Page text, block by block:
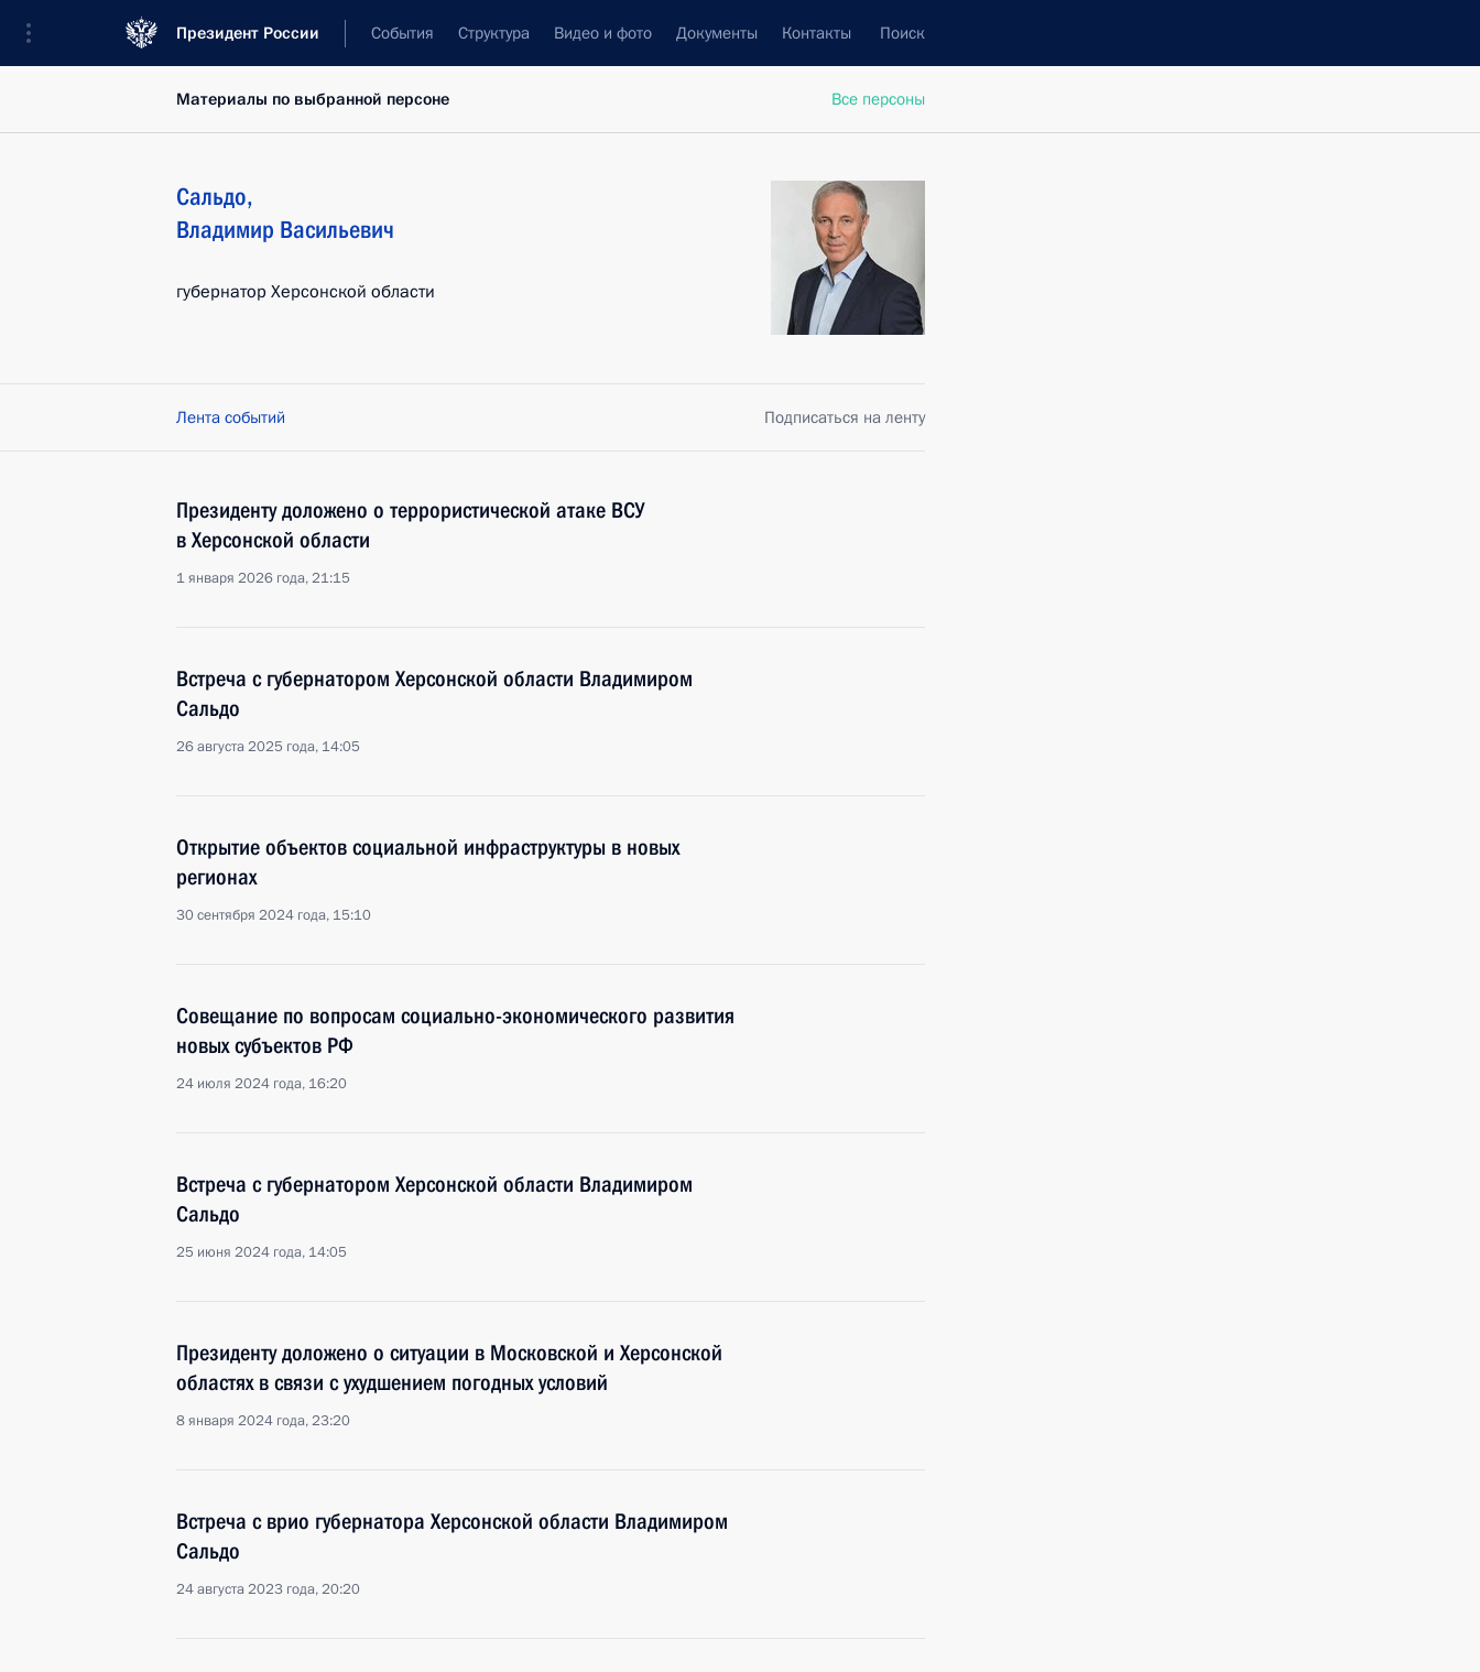
Президент России События Структура Видео и фото Документы Контакты Поиск
Все персоны
Материалы по выбранной персоне
Сальдо,
Владимир Васильевич
губернатор Херсонской области
Лента событий Подписаться на ленту
Президенту доложено о террористической атаке ВСУ
в Херсонской области
1 января 2026 года, 21:15
Встреча с губернатором Херсонской области Владимиром
Сальдо
26 августа 2025 года, 14:05
Открытие объектов социальной инфраструктуры в новых
регионах
30 сентября 2024 года, 15:10
Совещание по вопросам социально-экономического развития
новых субъектов РФ
24 июля 2024 года, 16:20
Встреча с губернатором Херсонской области Владимиром
Сальдо
25 июня 2024 года, 14:05
Президенту доложено о ситуации в Московской и Херсонской
областях в связи с ухудшением погодных условий
8 января 2024 года, 23:20
Встреча с врио губернатора Херсонской области Владимиром
Сальдо
24 августа 2023 года, 20:20